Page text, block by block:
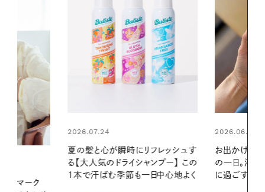
2026.06.01
お出かけ前のひと手間で変わる、夏
の一日。汗ばむ季節を「ごきげん」
に過ごす私の新習慣
2026.06.01
暑い夏のナイ
える夜の爽